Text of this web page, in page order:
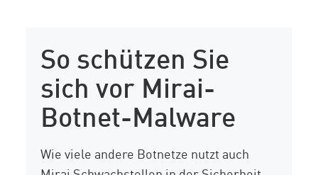
So schützen Sie
sich vor Mirai-
Botnet-Malware
Wie viele andere Botnetze nutzt auch